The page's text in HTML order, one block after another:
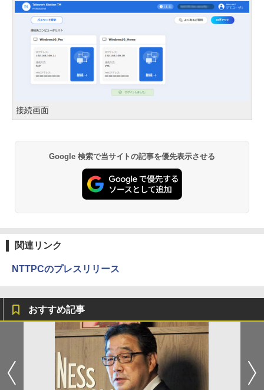
接続画面
Google 検索で当サイトの記事を優先表示させる
関連リンク
NTTPCのプレスリリース
おすすめ記事